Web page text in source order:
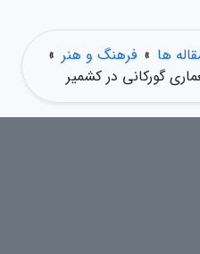
ها » فرهنگ و هنر »
گورکانی در کشمیر